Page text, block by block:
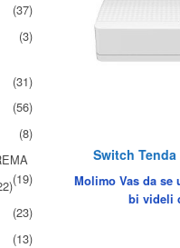
Switch
Molimo Vas da se
bi videli
(37)
(3)
(31)
(56)
(8)
(19)
(23)
(13)